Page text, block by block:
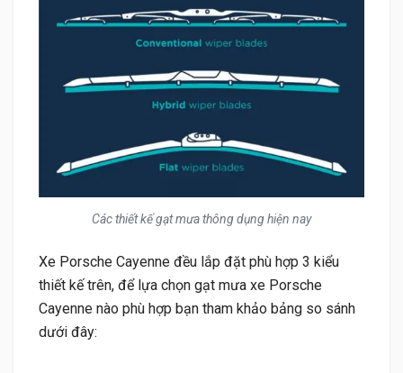
Các thiết kế gạt mưa thông dụng hiện nay
Xe Porsche Cayenne đều lắp đặt phù hợp 3 kiểu
thiết kế trên, để lựa chọn gạt mưa xe Porsche
Cayenne nào phù hợp bạn tham khảo bảng so sánh
dưới đây: